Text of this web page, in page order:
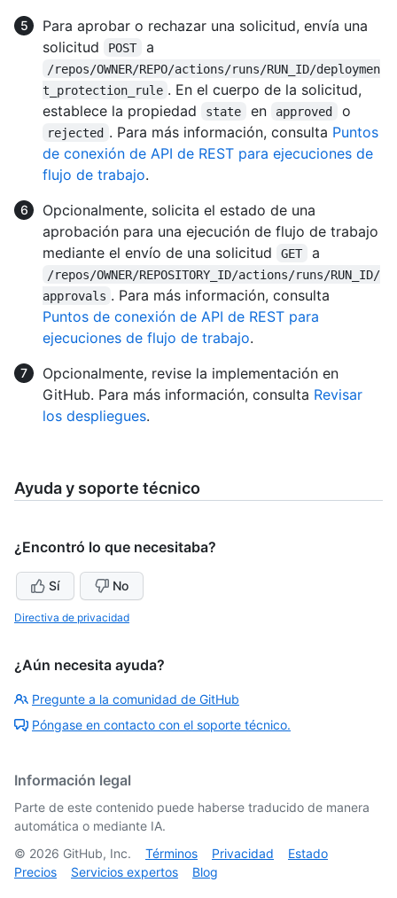
Para aprobar o rechazar una solicitud, envía una
solicitud
POST a
/repos/OWNER/REPO/actions/runs/RUN_ID/deploymen
t_protection_rule . En el cuerpo de la solicitud,
establece la propiedad
state en approved o
rejected . Para más información, consulta Puntos
de conexión de API de REST para ejecuciones de
flujo de trabajo.
Opcionalmente, solicita el estado de una
aprobación para una ejecución de flujo de trabajo
mediante el envío de una solicitud
GET a
/repos/OWNER/REPOSITORY_ID/actions/runs/RUN_ID/
approvals . Para más información, consulta
Puntos de conexión de API de REST para
ejecuciones de flujo de trabajo.
Opcionalmente, revise la implementación en
GitHub. Para más información, consulta Revisar
los despliegues.
Ayuda y soporte técnico
¿Encontró lo que necesitaba?
Sí No
Directiva de privacidad
¿Aún necesita ayuda?
Pregunte a la comunidad de GitHub
Póngase en contacto con el soporte técnico.
Información legal
Parte de este contenido puede haberse traducido de manera
automática o mediante IA.
© 2026 GitHub, Inc. Términos Privacidad
Estado
Precios
Servicios expertos Blog